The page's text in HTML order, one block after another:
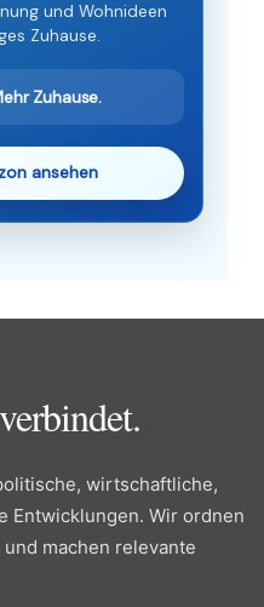
und Wohnideen
Zuhause.
Zuhause.
ansehen
wirtschaftliche,
Entwicklungen. Wir ordnen
machen relevante